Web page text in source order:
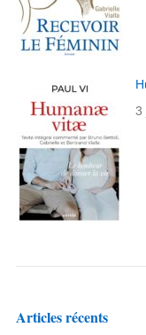
3
Articles récents